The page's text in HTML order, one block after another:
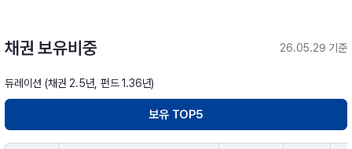
채권 보유비중 26.05.29 기준
듀레이션 (채권 2.5년, 펀드 1.36년)
보유 TOP5